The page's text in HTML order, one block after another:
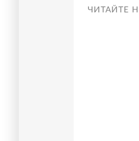
ЧИТАЙТЕ